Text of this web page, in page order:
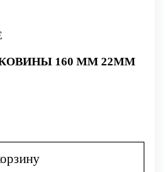
160 ММ 22MM